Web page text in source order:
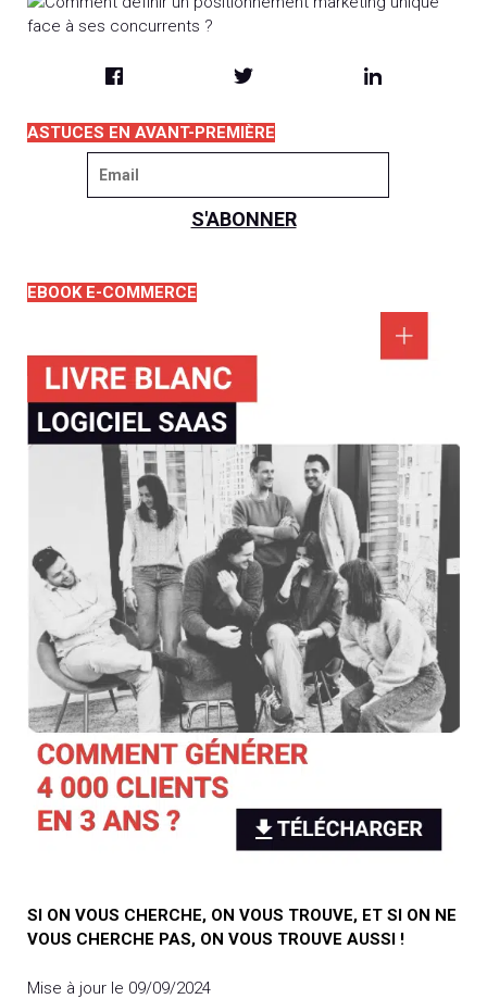
ASTUCES EN AVANT-PREMIÈRE
EBOOK E-COMMERCE
SI ON VOUS CHERCHE, ON VOUS TROUVE, ET SI ON NE
VOUS CHERCHE PAS, ON VOUS TROUVE AUSSI !
Mise à jour le 09/09/2024